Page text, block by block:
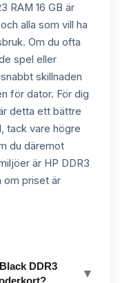
RAM 16 GB är
alla som vill ha
Om du ofta
spel eller
skillnaden
för dator. För dig
detta ett bättre
tack vare högre
du däremot
är HP DDR3
om priset är
DDR3
▾